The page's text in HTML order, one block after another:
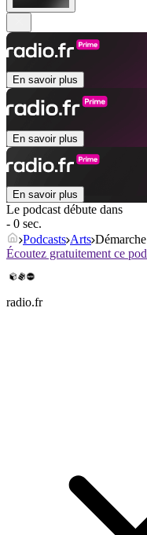
En savoir plus
En savoir plus
En savoir plus
Le podcast débute dans
- 0 sec.
Podcasts Arts
Écoutez gratuitement ce
radio.fr